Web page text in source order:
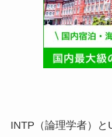
INTP（論理学者）